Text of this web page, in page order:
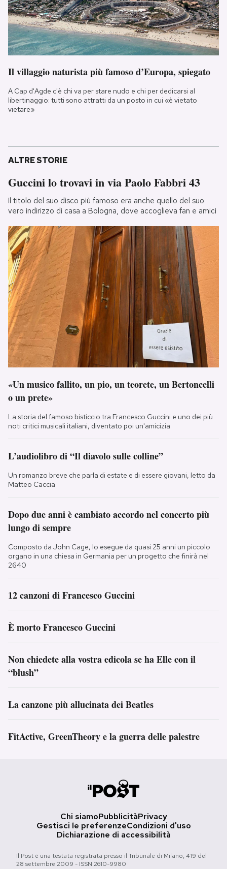
Il villaggio naturista più famoso d’Europa, spiegato
A Cap d'Agde c'è chi va per stare nudo e chi per dedicarsi al
libertinaggio: tutti sono attratti da un posto in cui «è vietato
vietare»
ALTRE STORIE
Guccini lo trovavi in via Paolo Fabbri 43
Il titolo del suo disco più famoso era anche quello del suo
vero indirizzo di casa a Bologna, dove accoglieva fan e amici
«Un musico fallito, un pio, un teorete, un Bertoncelli
o un prete»
La storia del famoso bisticcio tra Francesco Guccini e uno dei più
noti critici musicali italiani, diventato poi un'amicizia
L’audiolibro di “Il diavolo sulle colline”
Un romanzo breve che parla di estate e di essere giovani, letto da
Matteo Caccia
Dopo due anni è cambiato accordo nel concerto più
lungo di sempre
Composto da John Cage, lo esegue da quasi 25 anni un piccolo
organo in una chiesa in Germania per un progetto che finirà nel
2640
12 canzoni di Francesco Guccini
È morto Francesco Guccini
Non chiedete alla vostra edicola se ha Elle con il
“blush”
La canzone più allucinata dei Beatles
FitActive, GreenTheory e la guerra delle palestre
Chi siamoPubblicitàPrivacy
Gestisci le preferenzeCondizioni d'uso
Dichiarazione di accessibilità
Il Post è una testata registrata presso il Tribunale di Milano, 419 del
28 settembre 2009 - ISSN 2610-9980